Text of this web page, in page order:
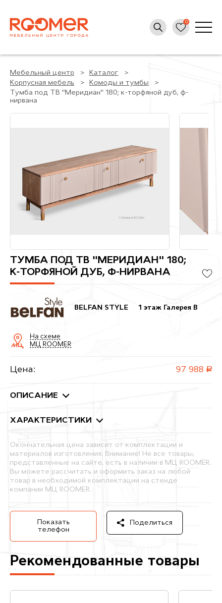
Мебельный центр
Каталог
Корпусная мебель
Комоды и тумбы
Тумба под ТВ "Меридиан" 180; к-торфяной дуб, ф-
нирвана
ТУМБА ПОД ТВ "МЕРИДИАН" 180;
К-ТОРФЯНОЙ ДУБ, Ф-НИРВАНА
BELFAN STYLE 1 этаж Галерея B
На схеме
МЦ ROOMER
Цена: 97 988 руб.
ОПИСАНИЕ
ХАРАКТЕРИСТИКИ
Окончательная цена зависит от комплектации и
материалов изготовления. Внимание! Не все товары,
представленные на сайте, есть в наличии в МЦ ROOMER.
Вы можете рассчитать и оформить заказ на любой
товар в необходимой комплектации на стенде
компании МЦ ROOMER.
Показать
телефон
Поделиться
Рекомендованные товары